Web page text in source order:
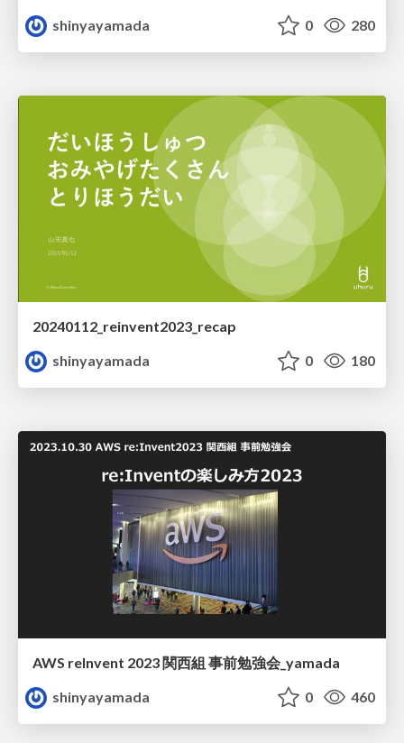
shinyayamada
0 280
20240112_reinvent2023_recap
shinyayamada
0 180
AWS reInvent 2023 関西組 事前勉強会_yamada
shinyayamada
0 460